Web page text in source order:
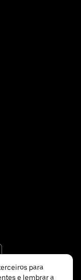
para
e lembrar a